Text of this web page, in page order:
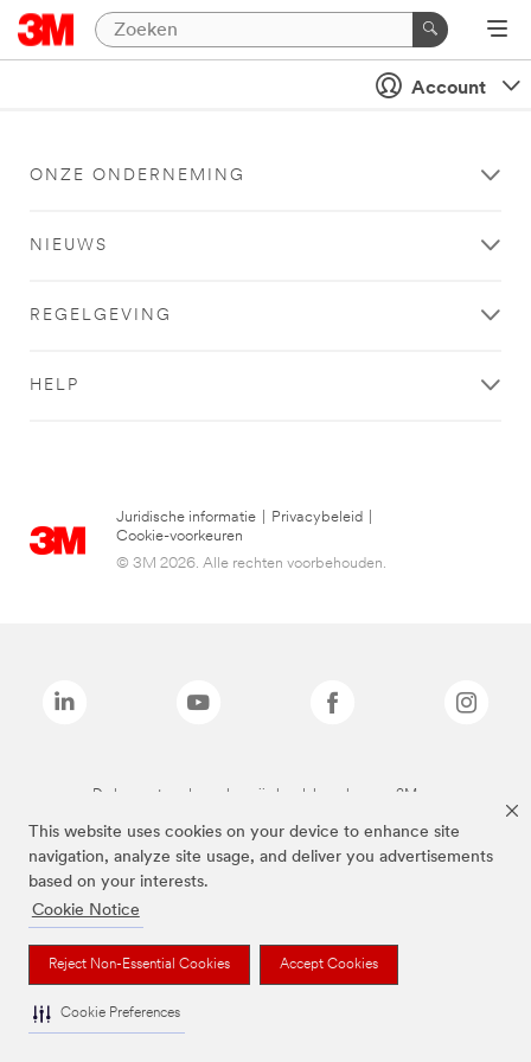
This website uses cookies on your device to enhance site
navigation, analyze site usage, and deliver you advertisements
based on your interests.
Cookie Notice
Reject Non-Essential Cookies Accept Cookies
Cookie Preferences
Account
ONZE ONDERNEMING
NIEUWS
REGELGEVING
HELP
Juridische informatie Privacybeleid
Cookie-voorkeuren
© 3M 2026. Alle rechten voorbehouden.
De bovenstaande merken zijn handelsmerken van 3M.we